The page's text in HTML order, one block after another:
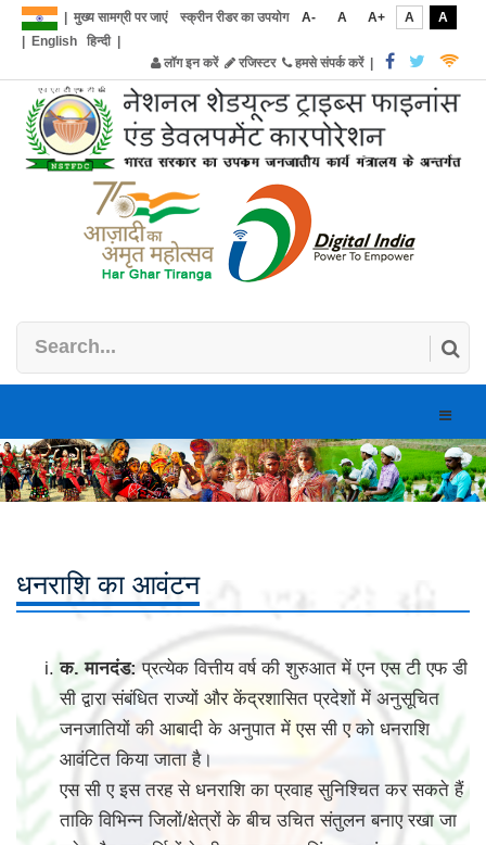
मुख्य सामग्री पर जाएं स्क्रीन रीडर का उपयोग A- A A+ A
A
English हिन्दी|
लॉग इन करें
रजिस्टर हमसे संपर्क करें|
Toggle
धनराशि का आवंटन
क. मानदंड:प्रत्येक वित्तीय वर्ष की शुरुआत में एन एस टी एफ डी
सी द्वारा संबंधित राज्यों और केंद्रशासित प्रदेशों में अनुसूचित
जनजातियों की आबादी के अनुपात में एस सी ए को धनराशि
आवंटित किया जाता है।
एस सी ए इस तरह से धनराशि का प्रवाह सुनिश्चित कर सकते हैं
ताकि विभिन्न जिलों/क्षेत्रों के बीच उचित संतुलन बनाए रखा जा